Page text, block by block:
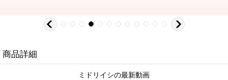
商品詳細
ミドリイシの最新動画